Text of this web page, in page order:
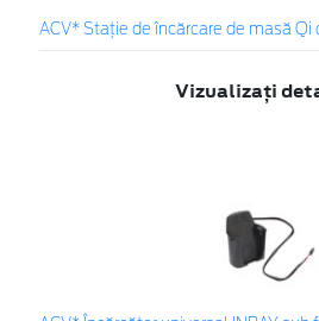
ACV* Stație de încărcare de masă Qi
Vizualizați